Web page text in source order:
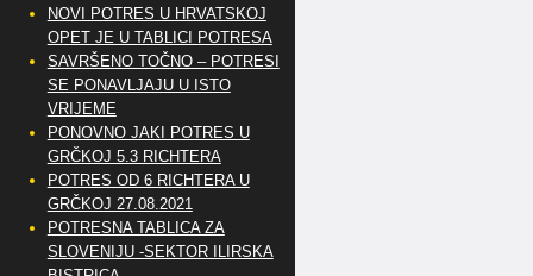
NOVI POTRES U HRVATSKOJ
OPET JE U TABLICI POTRESA
SAVRŠENO TOČNO – POTRESI
SE PONAVLJAJU U ISTO
VRIJEME
PONOVNO JAKI POTRES U
GRČKOJ 5.3 RICHTERA
POTRES OD 6 RICHTERA U
GRČKOJ 27.08.2021
POTRESNA TABLICA ZA
SLOVENIJU -SEKTOR ILIRSKA